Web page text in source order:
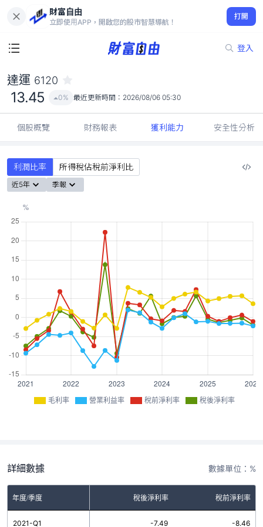
財富自由
立即使用APP，開啟您的股市智慧導航！
打開
登入
13.45
0%
達運 6120
13.45 0% 最近更新時間： 2026/08/06 05:30
個股概覽 財務報表 獲利能力 安全性分析
利潤比率 所得稅佔稅前淨利比
近5年 季報
毛利率 營業利益率 稅前淨利率 稅後淨利率
詳細數據 數據單位：%
年度/季度 稅後淨利率 稅前淨利率
2021-Q1 -7.49 -8.46